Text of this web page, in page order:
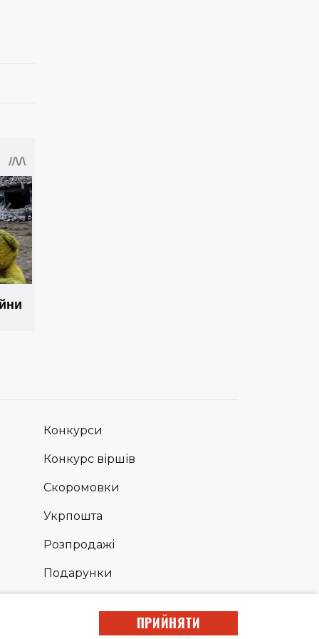
Конкурси
Конкурс віршів
Скоромовки
Укрпошта
Розпродажі
Подарунки
ПРИЙНЯТИ